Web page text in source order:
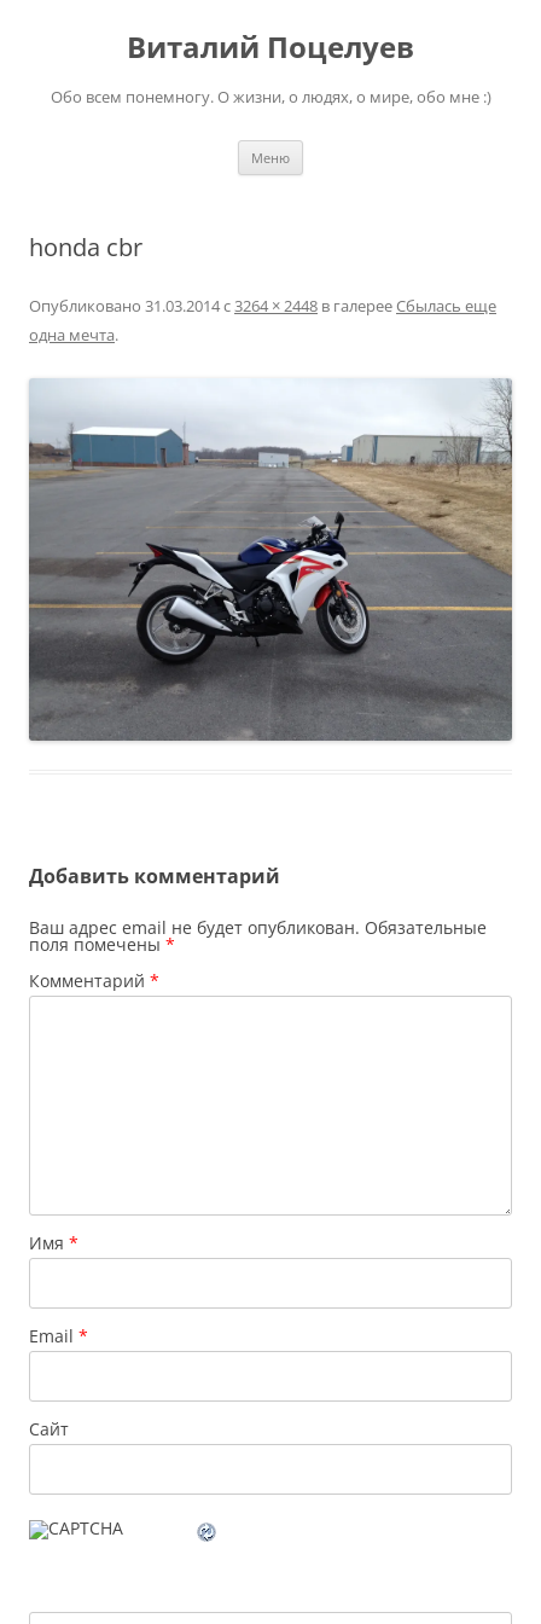
содержимомуВиталий Поцелуев
Обо всем понемногу. О жизни, о людях, о мире, обо мне :)
Меню
honda cbr
Опубликовано 31.03.2014с3264 × 2448 в галерееСбылась еще
одна мечта.
Добавить комментарий
Ваш адрес email не будет опубликован. Обязательные
поля помечены *
Комментарий *
Имя *
Email *
Сайт